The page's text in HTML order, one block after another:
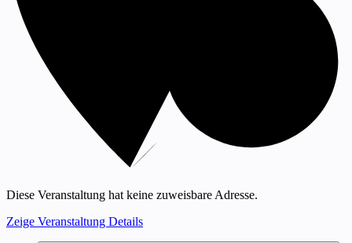
Diese Veranstaltung hat keine zuweisbare Adresse.
Zeige Veranstaltung Details